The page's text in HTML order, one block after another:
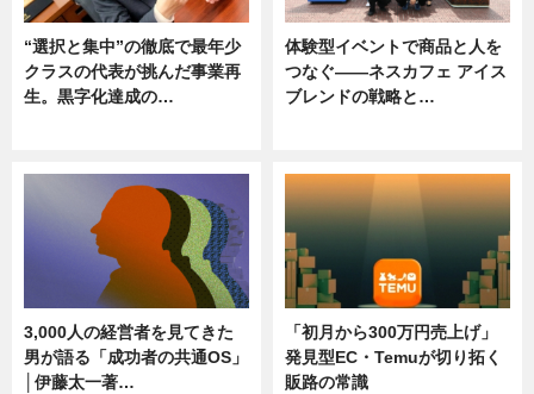
“選択と集中”の徹底で最年少
クラスの代表が挑んだ事業再
生。黒字化達成の…
体験型イベントで商品と人を
つなぐ――ネスカフェ アイス
ブレンドの戦略と…
3,000人の経営者を見てきた
男が語る「成功者の共通OS」
│伊藤太一著…
「初月から300万円売上げ」
発見型EC・Temuが切り拓く
販路の常識